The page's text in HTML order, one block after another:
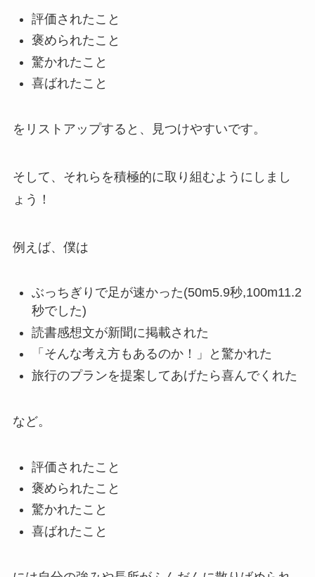
評価されたこと
褒められたこと
驚かれたこと
喜ばれたこと
をリストアップすると、見つけやすいです。
そして、それらを積極的に取り組むようにしまし
ょう！
例えば、僕は
ぶっちぎりで足が速かった(50m5.9秒,100m11.2
秒でした)
読書感想文が新聞に掲載された
「そんな考え方もあるのか！」と驚かれた
旅行のプランを提案してあげたら喜んでくれた
など。
評価されたこと
褒められたこと
驚かれたこと
喜ばれたこと